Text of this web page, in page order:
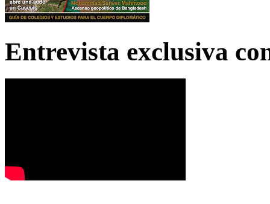
Entrevista exclusiva